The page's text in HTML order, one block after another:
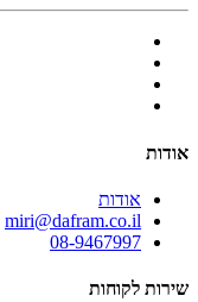
אודות
אודות
miri@dafram.co.il
08-9467997
שירות לקוחות